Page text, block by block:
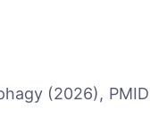
(2026), PMID